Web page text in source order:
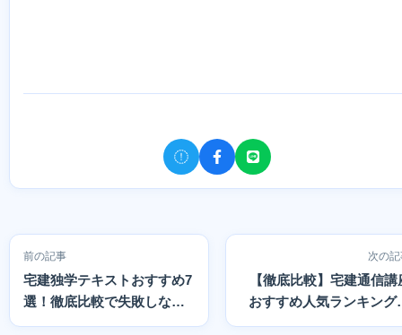
前の記事
宅建独学テキストおすすめ7
選！徹底比較で失敗しない
選び方
次の
【徹底比較】宅建通信講
おすすめ人気ランキング